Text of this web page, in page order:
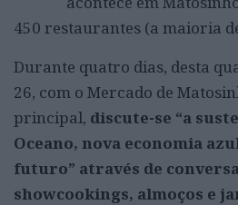
450 restaurantes (a maioria
Durante quatro dias, desta
26, com o Mercado de
principal, discute-se “a
Oceano, nova economia
futuro” através de
showcookings, almoços e